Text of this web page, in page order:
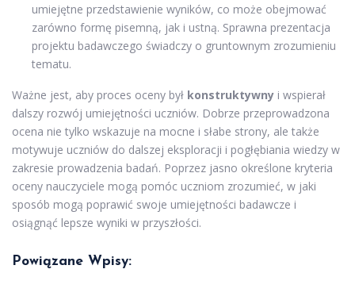
umiejętne przedstawienie wyników, co może obejmować
zarówno formę pisemną, jak i ustną. Sprawna prezentacja
projektu badawczego świadczy o gruntownym zrozumieniu
tematu.
Ważne jest, aby proces oceny był konstruktywny i wspierał
dalszy rozwój umiejętności uczniów. Dobrze przeprowadzona
ocena nie tylko wskazuje na mocne i słabe strony, ale także
motywuje uczniów do dalszej eksploracji i pogłębiania wiedzy w
zakresie prowadzenia badań. Poprzez jasno określone kryteria
oceny nauczyciele mogą pomóc uczniom zrozumieć, w jaki
sposób mogą poprawić swoje umiejętności badawcze i
osiągnąć lepsze wyniki w przyszłości.
Powiązane Wpisy: